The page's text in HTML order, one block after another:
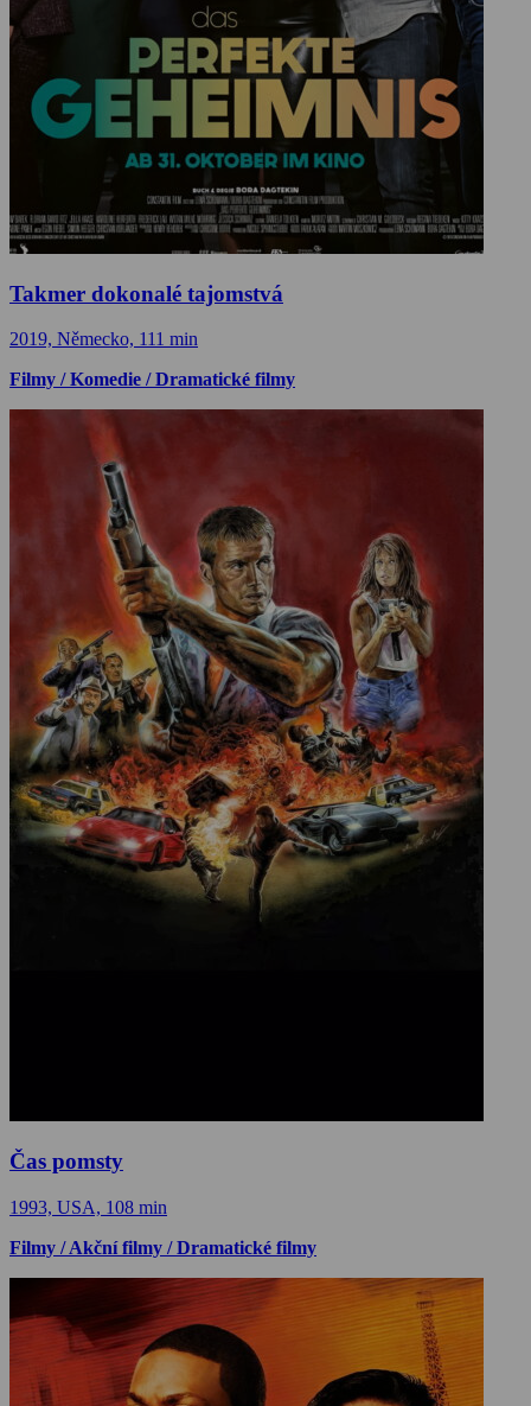
Takmer dokonalé tajomstvá
2019, Německo, 111 min
Filmy / Komedie / Dramatické filmy
Čas pomsty
1993, USA, 108 min
Filmy / Akční filmy / Dramatické filmy